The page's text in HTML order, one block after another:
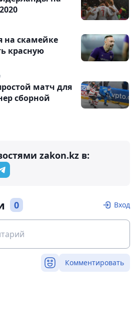
на скамейке
красную
матч для
сборной
zakon.kz в:
0 Вход
Комментировать